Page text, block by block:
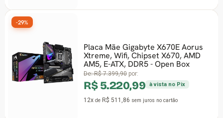
Placa Mãe Gigabyte X670E Aorus
Xtreme, Wifi, Chipset X670, AMD
AM5, E-ATX, DDR5 - Open Box
De:R$ 7.399,90por:
R$ 5.220,99 à vista no Pix
12xdeR$ 511,86sem juros no cartão
-29%